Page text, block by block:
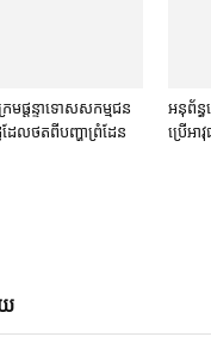
ម​ផ្ដន្ទាទោស​សកម្មជន​
ែល​ថត​ពី​បញ្ហា​ព្រំដែន​
អនុព័ន្
ប្រើ​អា
យ